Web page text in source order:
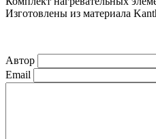
Изготовлены из материала
Автор
Email